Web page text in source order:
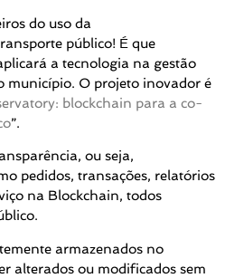
do uso da
público! É que
a tecnologia na gestão
município. O projeto inovador é
blockchain para a co-
”.
ou seja,
pedidos, transações, relatórios
na Blockchain, todos
armazenados no
alterados ou modificados sem